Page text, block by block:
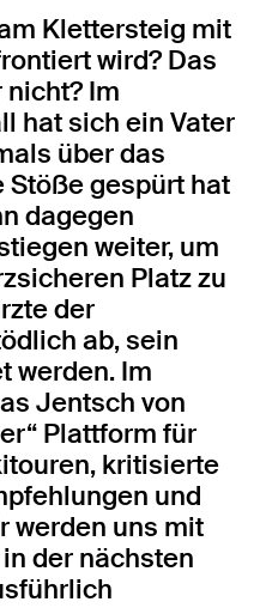
Klettersteig mit
wird? Das
Im
hat sich ein Vater
über das
gespürt hat
dagegen
weiter, um
Platz zu
der
ab, sein
werden. Im
Jentsch von
Plattform für
kritisierte
und
werden uns mit
der nächsten